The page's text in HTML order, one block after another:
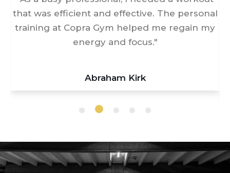
that was efficient and effective. The personal
training at Copra Gym helped me regain my
energy and focus."
Abraham Kirk